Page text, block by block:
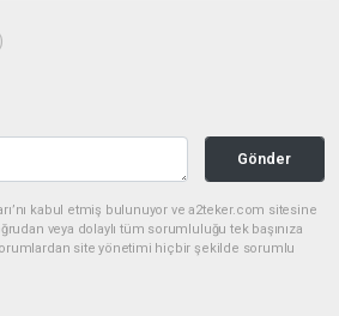
Gönder
kabul etmiş bulunuyor ve a2teker.com sitesine
veya dolaylı tüm sorumluluğu tek başınıza
site yönetimi hiçbir şekilde sorumlu